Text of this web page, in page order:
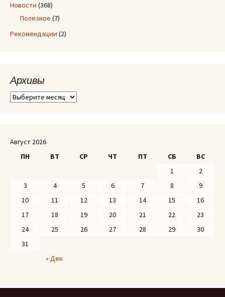
Новости (368)
Полезное (7)
Рекомендации (2)
Архивы
А
в
Август 2026
ПН
ВТ СР ЧТ ПТ СБ ВС
« Дек
1
2
3
4 5 6 7 8
9
10
11 12 13 14 15
16
17
18 19 20 21 22
23
24
25 26 27 28 29
30
31